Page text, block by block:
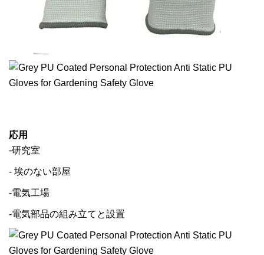
応用
-研究室
- 埃のない部屋
-電気工場
-電気部品の組み立てと設置